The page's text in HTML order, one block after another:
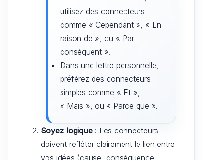
utilisez des connecteurs
comme « Cependant », « En
raison de », ou « Par
conséquent ».
Dans une lettre personnelle,
préférez des connecteurs
simples comme « Et »,
« Mais », ou « Parce que ».
Soyez logique : Les connecteurs
doivent refléter clairement le lien entre
vos idées (cause, conséquence,